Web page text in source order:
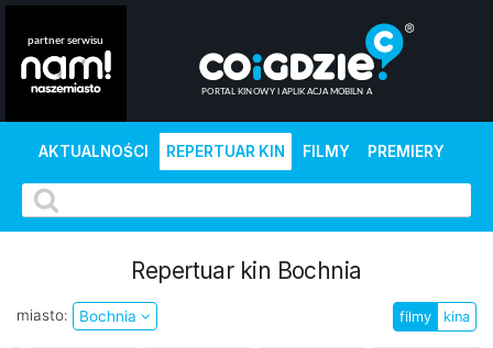
AKTUALNOŚCI REPERTUAR KIN FILMY PREMIERY
Repertuar kin Bochnia
miasto: Bochnia filmy kina